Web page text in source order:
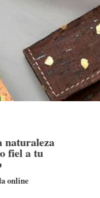
naturaleza
fiel a tu
online